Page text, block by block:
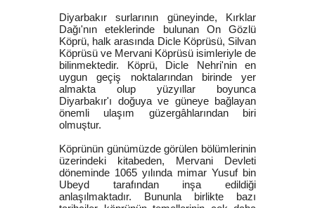
Diyarbakır surlarının güneyinde, Kırklar
Dağı'nın eteklerinde bulunan On Gözlü
Köprü, halk arasında Dicle Köprüsü, Silvan
Köprüsü ve Mervani Köprüsü isimleriyle de
bilinmektedir. Köprü, Dicle Nehri'nin en
uygun geçiş noktalarından birinde yer
almakta olup yüzyıllar boyunca
Diyarbakır'ı doğuya ve güneye bağlayan
önemli ulaşım güzergâhlarından biri
olmuştur.
Köprünün günümüzde görülen bölümlerinin
üzerindeki kitabeden, Mervani Devleti
döneminde 1065 yılında mimar Yusuf bin
Ubeyd tarafından inşa edildiği
anlaşılmaktadır. Bununla birlikte bazı